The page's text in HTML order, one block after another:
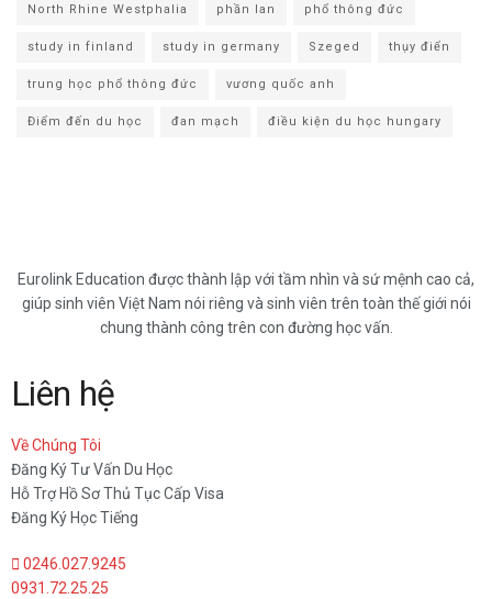
North Rhine Westphalia phần lan phổ thông đức
study in finland study in germany Szeged thụy điển
trung học phổ thông đức vương quốc anh
Điểm đến du học đan mạch điều kiện du học hungary
Eurolink Education được thành lập với tầm nhìn và sứ mệnh cao cả,
giúp sinh viên Việt Nam nói riêng và sinh viên trên toàn thế giới nói
chung thành công trên con đường học vấn.
Liên hệ
Về Chúng Tôi
Đăng Ký Tư Vấn Du Học
Hỗ Trợ Hồ Sơ Thủ Tục Cấp Visa
Đăng Ký Học Tiếng
0246.027.9245
0931.72.25.25